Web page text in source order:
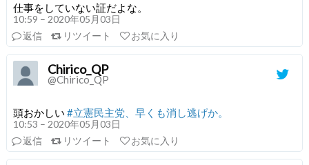
仕事をしていない証だよな。
10:59 – 2020年05月03日
返信
リツイート お気に入り
Chirico_QP
@Chirico_QP
頭おかしい #立憲民主党、早くも消し逃げか。
10:53 – 2020年05月03日
返信
リツイート お気に入り